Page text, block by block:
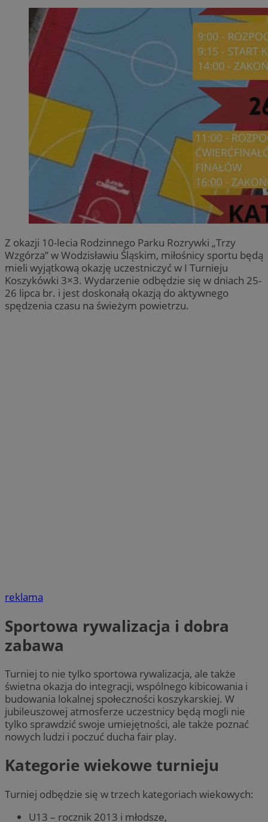
Z okazji 10-lecia Rodzinnego Parku Rozrywki „Trzy
Wzgórza” w Wodzisławiu Śląskim, miłośnicy sportu będą
mieli wyjątkową okazję uczestniczyć w I Turnieju
Koszykówki 3×3. Wydarzenie odbędzie się w dniach 25-
26 lipca br. i jest doskonałą okazją do aktywnego
spędzenia czasu na świeżym powietrzu.
reklama
Sportowa rywalizacja i dobra
zabawa
Turniej to nie tylko sportowa rywalizacja, ale także
świetna okazja do integracji, wspólnego kibicowania i
budowania lokalnej społeczności koszykarskiej. W
jubileuszowej atmosferze uczestnicy będą mogli nie
tylko sprawdzić swoje umiejętności, ale także poznać
nowych ludzi i poczuć ducha fair play.
Kategorie wiekowe turnieju
Turniej odbędzie się w trzech kategoriach wiekowych:
U13 – rocznik 2013 i młodsze,